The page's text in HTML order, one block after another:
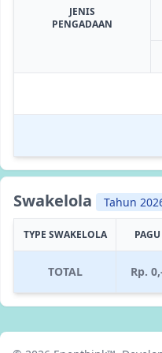
JENIS
PENGADAAN
Swakelola Tahun
TYPE SWAKELOLA PAGU
TOTAL Rp.